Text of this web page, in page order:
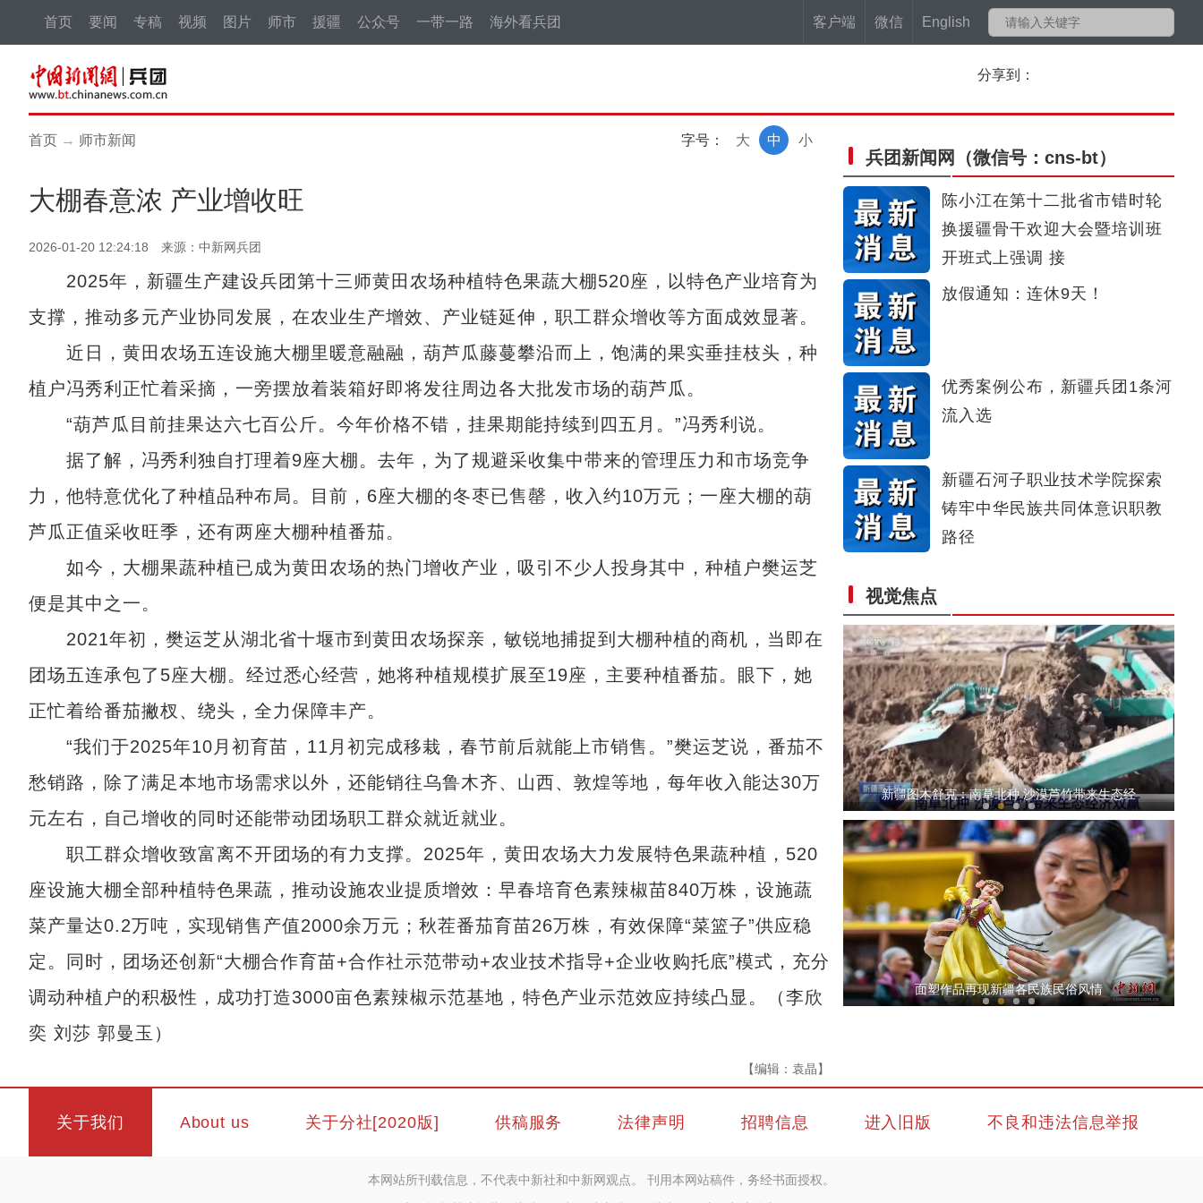
客户端 微信 English
首页 要闻 专稿 视频 图片 师市 援疆 公众号 一带一路 海外看兵团
分享到：
首页 → 师市新闻 字号： 小
中
大
大棚春意浓 产业增收旺
2026-01-20 12:24:18 来源：中新网兵团
2025年，新疆生产建设兵团第十三师黄田农场种植特色果蔬大棚520座，以特色产业培育为
支撑，推动多元产业协同发展，在农业生产增效、产业链延伸，职工群众增收等方面成效显著。
近日，黄田农场五连设施大棚里暖意融融，葫芦瓜藤蔓攀沿而上，饱满的果实垂挂枝头，种
植户冯秀利正忙着采摘，一旁摆放着装箱好即将发往周边各大批发市场的葫芦瓜。
“葫芦瓜目前挂果达六七百公斤。今年价格不错，挂果期能持续到四五月。”冯秀利说。
据了解，冯秀利独自打理着9座大棚。去年，为了规避采收集中带来的管理压力和市场竞争
力，他特意优化了种植品种布局。目前，6座大棚的冬枣已售罄，收入约10万元；一座大棚的葫
芦瓜正值采收旺季，还有两座大棚种植番茄。
如今，大棚果蔬种植已成为黄田农场的热门增收产业，吸引不少人投身其中，种植户樊运芝
便是其中之一。
2021年初，樊运芝从湖北省十堰市到黄田农场探亲，敏锐地捕捉到大棚种植的商机，当即在
团场五连承包了5座大棚。经过悉心经营，她将种植规模扩展至19座，主要种植番茄。眼下，她
正忙着给番茄撇杈、绕头，全力保障丰产。
“我们于2025年10月初育苗，11月初完成移栽，春节前后就能上市销售。”樊运芝说，番茄不
愁销路，除了满足本地市场需求以外，还能销往乌鲁木齐、山西、敦煌等地，每年收入能达30万
元左右，自己增收的同时还能带动团场职工群众就近就业。
职工群众增收致富离不开团场的有力支撑。2025年，黄田农场大力发展特色果蔬种植，520
座设施大棚全部种植特色果蔬，推动设施农业提质增效：早春培育色素辣椒苗840万株，设施蔬
菜产量达0.2万吨，实现销售产值2000余万元；秋茬番茄育苗26万株，有效保障“菜篮子”供应稳
定。同时，团场还创新“大棚合作育苗+合作社示范带动+农业技术指导+企业收购托底”模式，充分
调动种植户的积极性，成功打造3000亩色素辣椒示范基地，特色产业示范效应持续凸显。（李欣
奕 刘莎 郭曼玉）
【编辑：袁晶】
兵团新闻网 （微信号：cns-bt）
陈小江在第十二批省市错时轮
换援疆骨干欢迎大会暨培训班
开班式上强调 接
放假通知：连休9天！
优秀案例公布，新疆兵团1条河
流入选
新疆石河子职业技术学院探索
铸牢中华民族共同体意识职教
路径
视觉焦点
新疆4000亩沙漠盐碱水稻丰收
新疆图木舒克：南草北种 沙漠芦竹带来生态经
新疆铁门关：迎数千只灰鹤越冬 冬闲农田变“
面塑作品再现新疆各民族民俗风情
关于我们 About us 关于分社[2020版] 供稿服务 法律声明 招聘信息 进入旧版 不良和违法信息举报
本网站所刊载信息，不代表中新社和中新网观点。 刊用本网站稿件，务经书面授权。